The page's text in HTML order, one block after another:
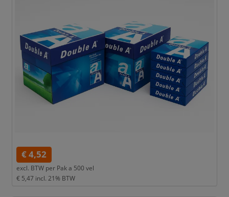
€ 4,52
excl. BTW per Pak a 500 vel
€ 5,47 incl. 21% BTW